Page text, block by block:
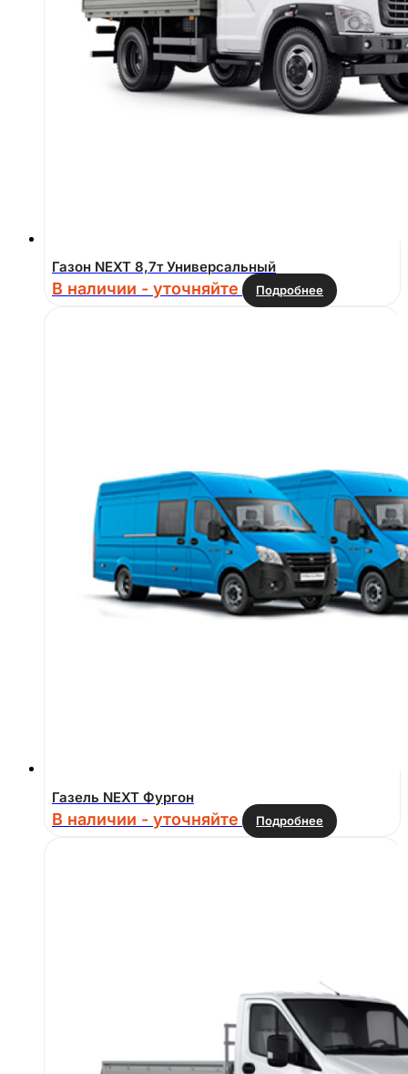
Газон NEXT 8,7т Универсальный
В наличии - уточняйте Подробнее
Газель NEXT Фургон
В наличии - уточняйте Подробнее